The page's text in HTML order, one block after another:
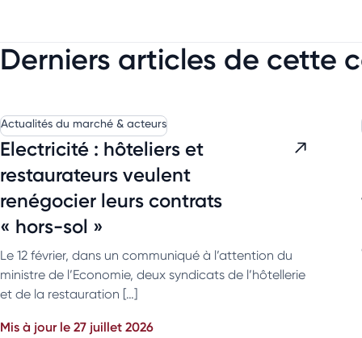
Derniers articles de cette
Actualités du marché & acteurs
Electricité : hôteliers et
restaurateurs veulent
renégocier leurs contrats
« hors-sol »
Le 12 février, dans un communiqué à l’attention du
ministre de l’Economie, deux syndicats de l’hôtellerie
et de la restauration […]
Mis à jour le 27 juillet 2026